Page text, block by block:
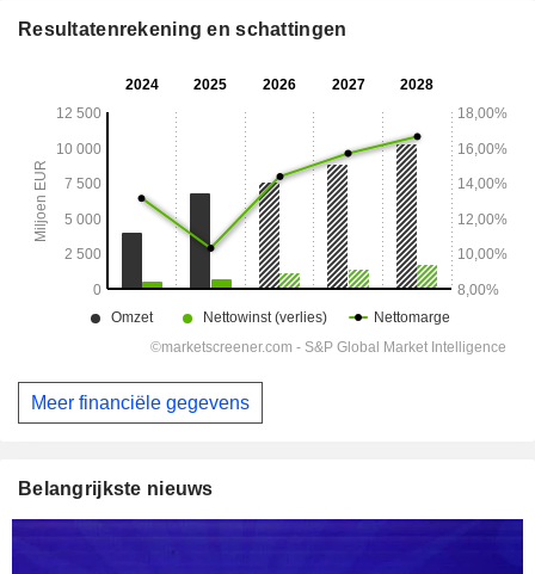
Resultatenrekening en schattingen
Meer financiële gegevens
Belangrijkste nieuws